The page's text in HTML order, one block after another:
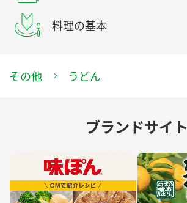
料理の基本
その他 うどん
ブランドサイト